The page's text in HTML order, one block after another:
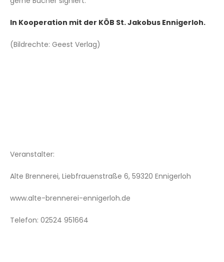
In Kooperation mit der KÖB St. Jakobus Ennigerloh.
(Bildrechte: Geest Verlag)
Veranstalter:
Alte Brennerei, Liebfrauenstraße 6, 59320 Ennigerloh
www.alte-brennerei-ennigerloh.de
Telefon: 02524 951664